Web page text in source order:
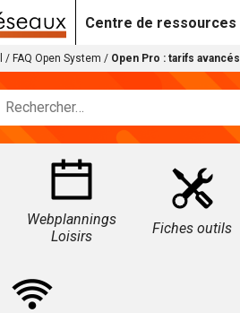
Centre de ressources
/ FAQ Open System / Open Pro : tarifs avancés
Webplannings
Loisirs
Fiches outils